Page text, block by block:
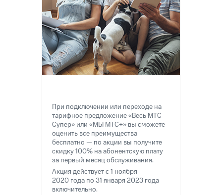
Роуминг
Семейная
группа
Заказать
Оформить
eSIM
SIM-
карта
для
иностранцев
Оформить
на связь
Тарифы
RED,
РИИЛ
и МТС
Супер
дешевле
с карты
МТС
Деньги
Выберите
и подключите
с выгодным
тарифом
При подключении или переходе на
тарифное предложение «Весь МТС
Супер» или «МЫ МТС+» вы сможете
оценить все преимущества
бесплатно — по акции вы получите
скидку 100% на абонентскую плату
за первый месяц обслуживания.
Акция действует с 1 ноября
2020 года по 31 января 2023 года
включительно.